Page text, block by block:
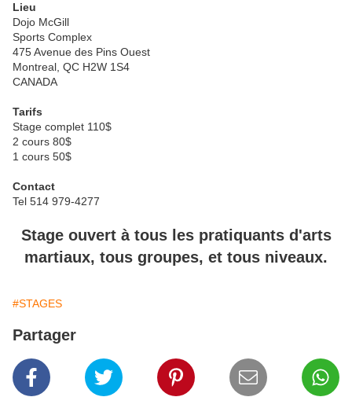
Lieu
Dojo McGill
Sports Complex
475 Avenue des Pins Ouest
Montreal, QC H2W 1S4
CANADA
Tarifs
Stage complet 110$
2 cours 80$
1 cours 50$
Contact
Tel 514 979-4277
Stage ouvert à tous les pratiquants d'arts
martiaux, tous groupes, et tous niveaux.
#STAGES
Partager